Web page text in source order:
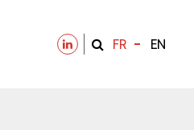
FR EN